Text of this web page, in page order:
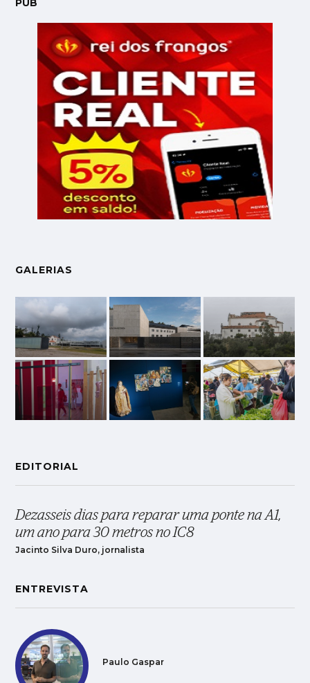
PUB
GALERIAS
EDITORIAL
Dezasseis dias para reparar uma ponte na A1,
um ano para 30 metros no IC8
Jacinto Silva Duro, jornalista
ENTREVISTA
Paulo Gaspar